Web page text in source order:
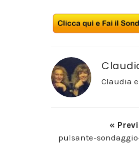
Claudia
«
pulsante-